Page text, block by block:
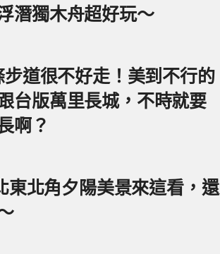
潛獨木舟超好玩～
道很不好走！美到不行的
台版萬里長城，不時就要
啊？
東北角夕陽美景來這看，還